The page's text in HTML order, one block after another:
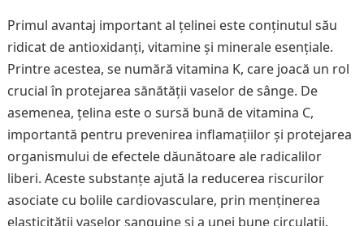
Primul avantaj important al țelinei este conținutul său
ridicat de antioxidanți, vitamine și minerale esențiale.
Printre acestea, se numără vitamina K, care joacă un rol
crucial în protejarea sănătății vaselor de sânge. De
asemenea, țelina este o sursă bună de vitamina C,
importantă pentru prevenirea inflamațiilor și protejarea
organismului de efectele dăunătoare ale radicalilor
liberi. Aceste substanțe ajută la reducerea riscurilor
asociate cu bolile cardiovasculare, prin menținerea
elasticității vaselor sanguine și a unei bune circulații.